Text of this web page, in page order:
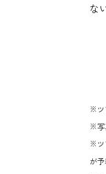
な
※ツ
※写
※ツ
が